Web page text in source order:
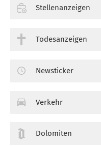
Stellenanzeigen
Todesanzeigen
Newsticker
Verkehr
Dolomiten